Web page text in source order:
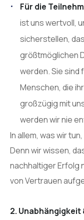
Für die
ist uns wertvoll,
sicherstellen,
größtmöglichen
werden. Sie sind
Menschen, die
großzügig mit
werden wir nie
In allem, was wir
Denn wir wissen,
nachhaltiger Erfolg
von Vertrauen
2.